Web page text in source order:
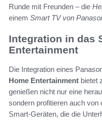
Runde mit Freunden – die
einem Smart TV von
Integration in das
Entertainment
Die Integration eines
Home Entertainment bietet
genießen nicht nur eine
sondern profitieren auch von
Smart-Geräten, die die